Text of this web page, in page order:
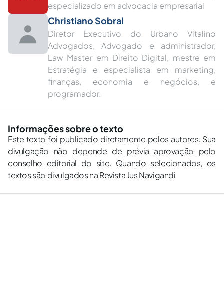
especializado em advocacia empresarial
Christiano Sobral
Diretor Executivo do Urbano Vitalino
Advogados, Advogado e administrador,
Law Master em Direito Digital, mestre em
Estratégia e especialista em marketing,
finanças, economia e negócios, e
programador.
Informações sobre o texto
Este texto foi publicado diretamente pelos autores. Sua
divulgação não depende de prévia aprovação pelo
conselho editorial do site. Quando selecionados, os
textos são divulgados na Revista Jus Navigandi